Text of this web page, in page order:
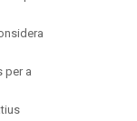
per a